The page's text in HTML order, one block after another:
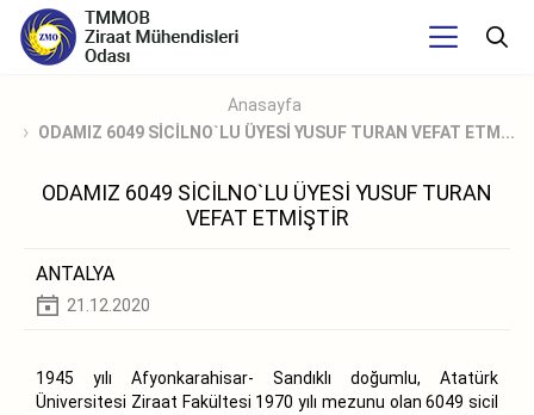
Anasayfa
ODAMIZ 6049 SİCİLNO`LU ÜYESİ YUSUF TURAN VEFAT ETM...
ODAMIZ 6049 SİCİLNO`LU ÜYESİ YUSUF TURAN
VEFAT ETMİŞTİR
ANTALYA
21.12.2020
1945 yılı Afyonkarahisar- Sandıklı doğumlu, Atatürk
Üniversitesi Ziraat Fakültesi 1970 yılı mezunu olan 6049 sicil